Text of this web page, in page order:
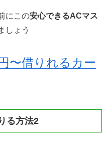
にこの安心できるACマス
しょう
〜借りれるカー
る方法2